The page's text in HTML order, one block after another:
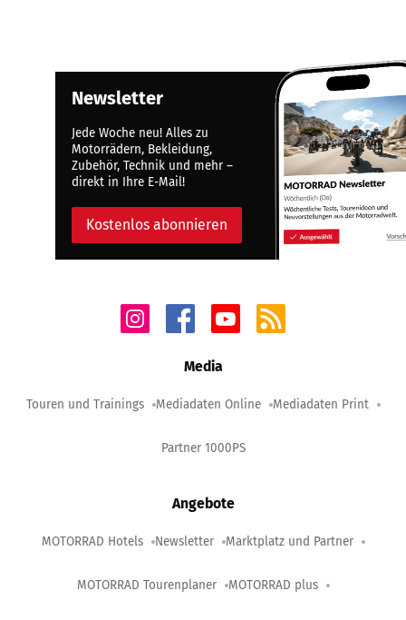
Newsletter
Jede Woche neu! Alles zu
Motorrädern, Bekleidung,
Zubehör, Technik und mehr –
direkt in Ihre E-Mail!
Kostenlos abonnieren
Media
Touren und Trainings Mediadaten Online Mediadaten Print
Partner 1000PS
Angebote
MOTORRAD Hotels Newsletter Marktplatz und Partner
MOTORRAD Tourenplaner MOTORRAD plus